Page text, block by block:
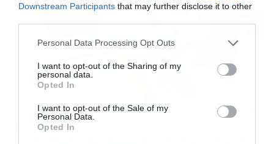
Downstream Participants that may further disclose it to other
Personal Data Processing Opt Outs
I want to opt-out of the Sharing of my
personal data.
Opted In
I want to opt-out of the Sale of my
Personal Data.
Opted In
ΤΡΑΠΕΖΕΣ 01.03.2021 - 13:59